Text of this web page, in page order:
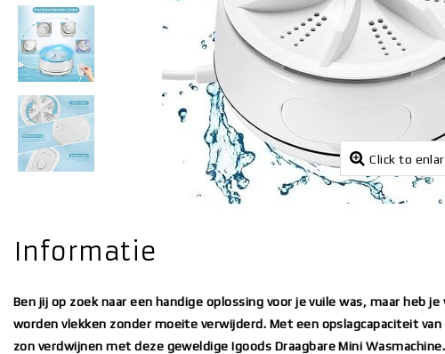
Click to
Informatie
Ben jij op zoek naar een handige oplossing voor je vuile was, maar heb
worden vlekken zonder moeite verwijderd. Met een opslagcapaciteit
zon verdwijnen met deze geweldige Igoods Draagbare Mini Wasmachine.